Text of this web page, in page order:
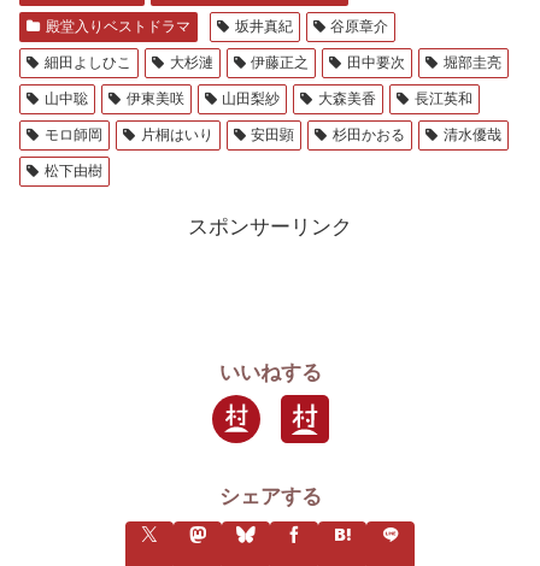
殿堂入りベストドラマ 坂井真紀 谷原章介
細田よしひこ 大杉漣 伊藤正之 田中要次 堀部圭亮
山中聡 伊東美咲 山田梨紗 大森美香 長江英和
モロ師岡 片桐はいり 安田顕 杉田かおる 清水優哉
松下由樹
スポンサーリンク
いいねする
シェアする